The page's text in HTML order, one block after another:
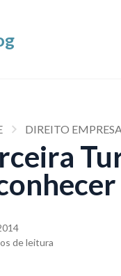
DIREITO
de leitura